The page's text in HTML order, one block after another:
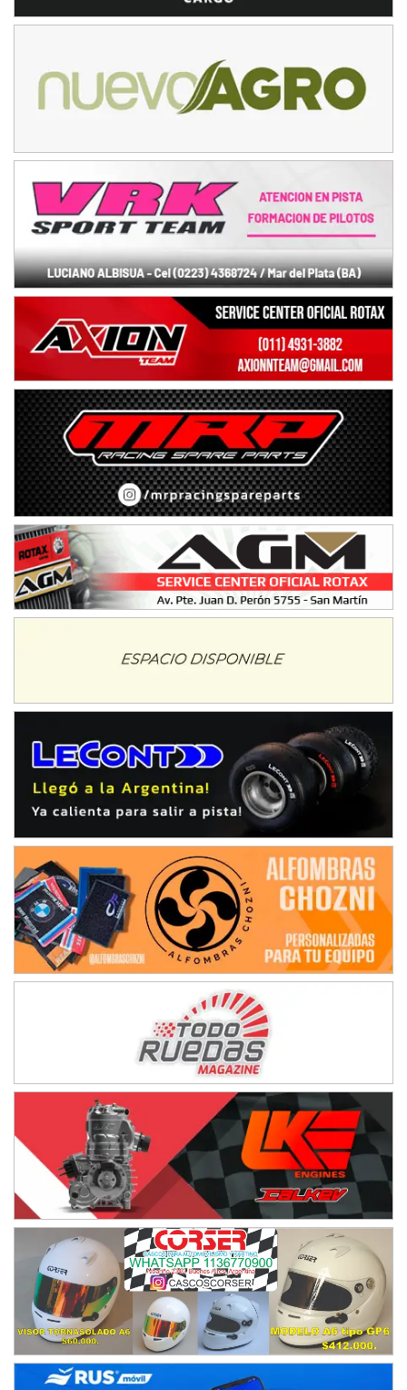
NORESTE SANTAFESINO - F6
SUR SANTAFESINO - F4
José Samuel Sánchez (Tierra)
TUCUMANO - F5
Juan Navarro (Asfalto)
El Timbó (Tucumán)